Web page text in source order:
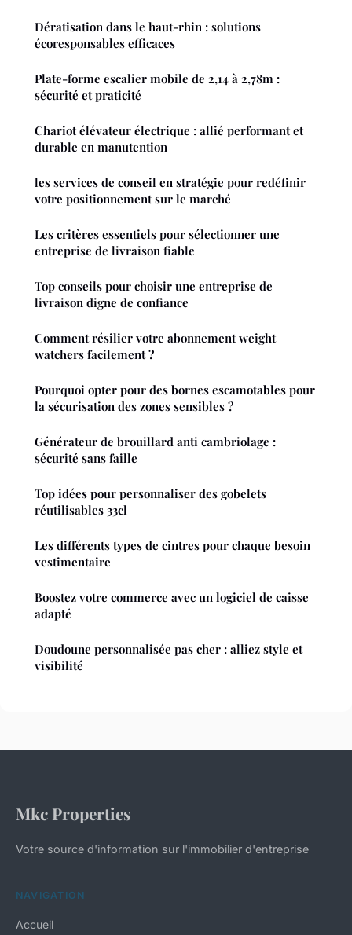
Dératisation dans le haut-rhin : solutions
écoresponsables efficaces
Plate-forme escalier mobile de 2,14 à 2,78m :
sécurité et praticité
Chariot élévateur électrique : allié performant et
durable en manutention
les services de conseil en stratégie pour redéfinir
votre positionnement sur le marché
Les critères essentiels pour sélectionner une
entreprise de livraison fiable
Top conseils pour choisir une entreprise de
livraison digne de confiance
Comment résilier votre abonnement weight
watchers facilement ?
Pourquoi opter pour des bornes escamotables pour
la sécurisation des zones sensibles ?
Générateur de brouillard anti cambriolage :
sécurité sans faille
Top idées pour personnaliser des gobelets
réutilisables 33cl
Les différents types de cintres pour chaque besoin
vestimentaire
Boostez votre commerce avec un logiciel de caisse
adapté
Doudoune personnalisée pas cher : alliez style et
visibilité
Mkc Properties
Votre source d'information sur l'immobilier d'entreprise
NAVIGATION
Accueil